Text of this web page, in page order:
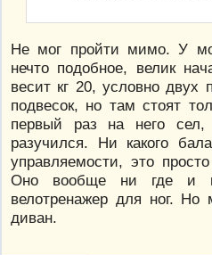
Не мог пройти мимо. У
нечто подобное, велик
весит кг 20, условно двух
подвесок, но там стоят
первый раз на него
разучился. Ни какого
управляемости, это
Оно вообще ни где и
велотренажер для ног. Но
диван.